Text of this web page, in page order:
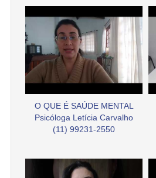
O QUE É SAÚDE MENTAL
Psicóloga Letícia Carvalho
(11) 99231-2550